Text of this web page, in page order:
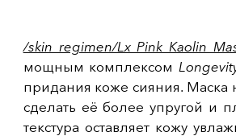
/skin regimen/Lx Pink Kaolin
мощным комплексом
придания коже сияния. Маска
сделать её более упругой и
текстура оставляет кожу